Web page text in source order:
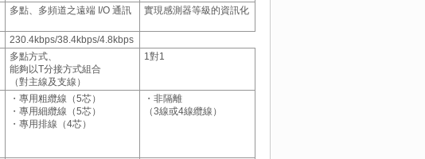
多點、多頻道之遠端 I/O 通訊 實現感測器等級的資訊化
230.4kbps/38.4kbps/4.8kbps
多點方式、
能夠以T分接方式組合
（對主線及支線）
1對1
・專用粗纜線（5芯）
・專用細纜線（5芯）
・專用排線（4芯）
・非隔離
（3線或4線纜線）